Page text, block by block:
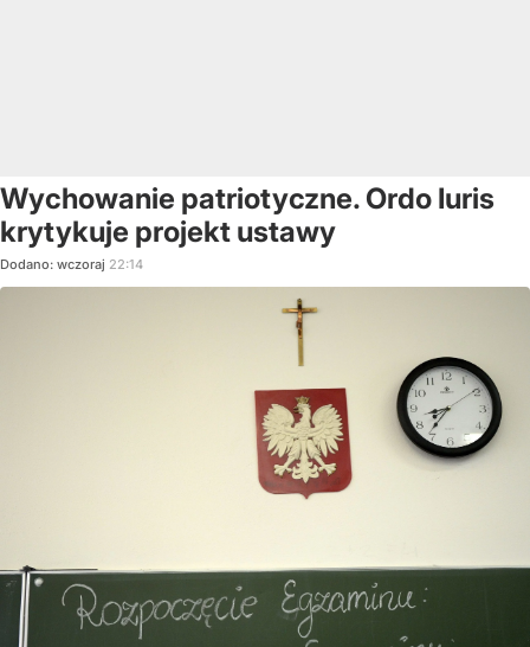
Wychowanie patriotyczne. Ordo Iuris
krytykuje projekt ustawy
Dodano: wczoraj 22:14